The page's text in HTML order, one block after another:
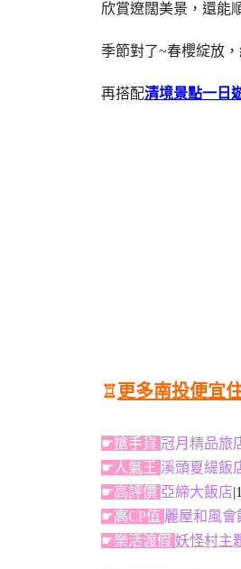
欣賞遼闊美景，還能
季節對了~春櫻綻放
再搭配清境景點一日
♖更多南投便宜
☛搶手貨 冠月精品旅
☛人氣王 溪頭夏緹飯
☛高評價 亞締大飯店
☛高CP值 麗屋和風會
☛樂活渡假 妖怪村主